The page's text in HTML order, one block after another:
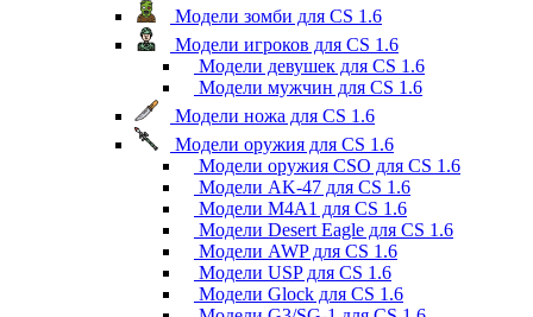
Модели зомби для CS 1.6
Модели игроков для CS 1.6
Модели девушек для CS 1.6
Модели мужчин для CS 1.6
Модели ножа для CS 1.6
Модели оружия для CS 1.6
Модели оружия CSO для CS 1.6
Модели AK-47 для CS 1.6
Модели M4A1 для CS 1.6
Модели Desert Eagle для CS 1.6
Модели AWP для CS 1.6
Модели USP для CS 1.6
Модели Glock для CS 1.6